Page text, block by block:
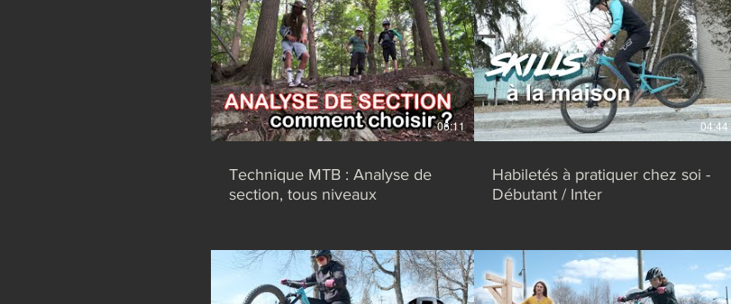
06:11
Technique MTB : Analyse de
section, tous niveaux
04:44
Habiletés à pratiquer chez soi -
Débutant / Inter